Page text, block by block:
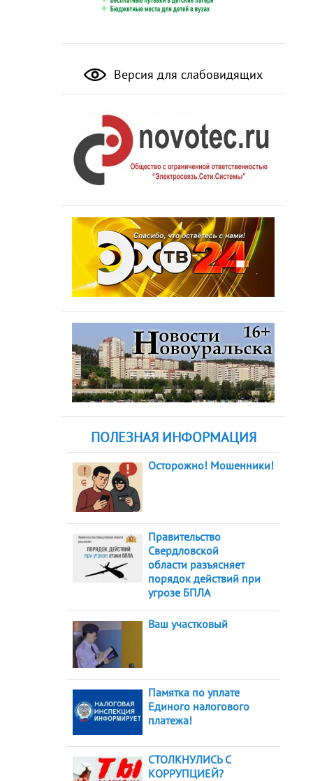
Версия для слабовидящих
ПОЛЕЗНАЯ ИНФОРМАЦИЯ
Осторожно! Мошенники!
Правительство
Свердловской
области разъясняет
порядок действий при
угрозе БПЛА
Ваш участковый
Памятка по уплате
Единого налогового
платежа!
СТОЛКНУЛИСЬ С
КОРРУПЦИЕЙ?